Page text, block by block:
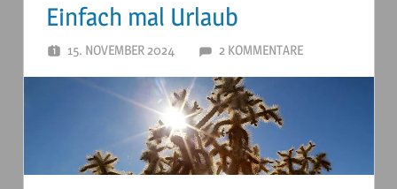
Einfach mal Urlaub
15. NOVEMBER 2024 ANDERSTOUREN
2 KOMMENTARE